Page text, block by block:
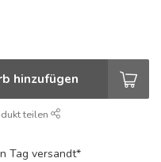
hinzufügen
teilen
Tag versandt*